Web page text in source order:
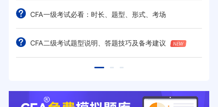
CFA一级考试必看：时长、题型、形式、考场
CFA二级考试题型说明、答题技巧及备考建议